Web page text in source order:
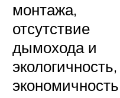
монтажа,
отсутствие
дымохода и
экологичность,